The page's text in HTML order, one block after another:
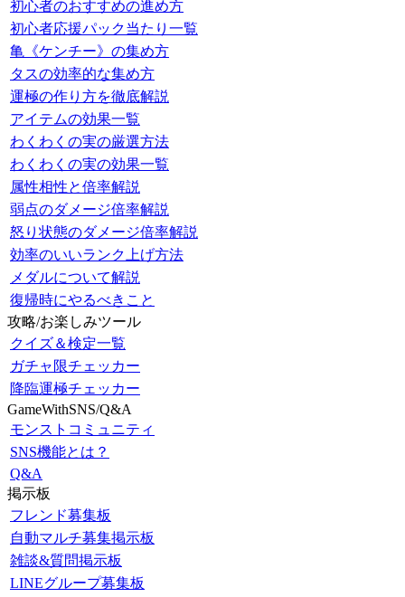
初心者のおすすめの進め方
初心者応援パック当たり一覧
亀《ケンチー》の集め方
タスの効率的な集め方
運極の作り方を徹底解説
アイテムの効果一覧
わくわくの実の厳選方法
わくわくの実の効果一覧
属性相性と倍率解説
弱点のダメージ倍率解説
怒り状態のダメージ倍率解説
効率のいいランク上げ方法
メダルについて解説
復帰時にやるべきこと
攻略/お楽しみツール
クイズ＆検定一覧
ガチャ限チェッカー
降臨運極チェッカー
GameWithSNS/Q&A
モンストコミュニティ
SNS機能とは？
Q&A
掲示板
フレンド募集板
自動マルチ募集掲示板
雑談&質問掲示板
LINEグループ募集板